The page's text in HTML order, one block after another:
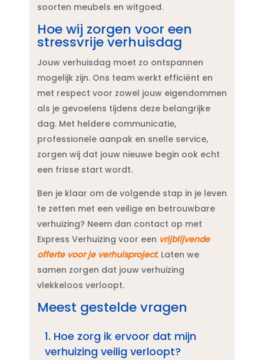
soorten meubels en witgoed.​
Hoe wij zorgen voor een
stressvrije verhuisdag
Jouw verhuisdag moet zo ontspannen
mogelijk zijn.​ Ons team werkt efficiënt en
met respect voor zowel jouw eigendommen
als je gevoelens tijdens deze belangrijke
dag.​ Met heldere communicatie,
professionele aanpak en snelle service,
zorgen wij dat jouw nieuwe begin ook echt
een frisse start wordt.​
Ben je klaar om de volgende stap in je leven
te zetten met een veilige en betrouwbare
verhuizing? Neem dan contact op met
Express Verhuizing voor een vrijblijvende
offerte voor je verhuisproject.​ Laten we
samen zorgen dat jouw verhuizing
vlekkeloos verloopt.​
Meest gestelde vragen
1.​ Hoe zorg ik ervoor dat mijn
verhuizing veilig verloopt?